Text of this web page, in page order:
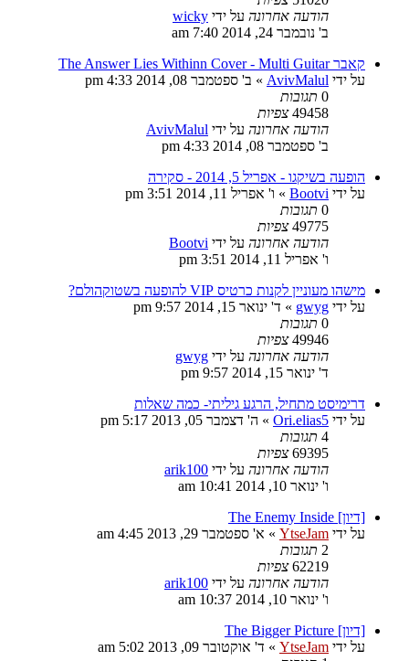
הודעה אחרונה על ידי wicky
ב' נובמבר 24, 2014 7:40 am
קאבר The Answer Lies Withinn Cover - Multi Guitar
על ידי AvivMalul
» ב' ספטמבר 08, 2014 4:33 pm
0 תגובות
49458 צפיות
הודעה אחרונה על ידי AvivMalul
ב' ספטמבר 08, 2014 4:33 pm
הופעה בשיקגו - אפריל 5, 2014 - סקירה
על ידי Bootvi
» ו' אפריל 11, 2014 3:51 pm
0 תגובות
49775 צפיות
הודעה אחרונה על ידי Bootvi
ו' אפריל 11, 2014 3:51 pm
מישהו מעוניין לקנות כרטיס VIP להופעה בשטוקהולם?
על ידי gwyg
» ד' ינואר 15, 2014 9:57 pm
0 תגובות
49946 צפיות
הודעה אחרונה על ידי gwyg
ד' ינואר 15, 2014 9:57 pm
דרימיסט מתחיל, הרגע גיליתי- כמה שאלות
על ידי Ori.elias5
» ה' דצמבר 05, 2013 5:17 pm
4 תגובות
69395 צפיות
הודעה אחרונה על ידי arik100
ו' ינואר 10, 2014 10:41 am
[דיון] The Enemy Inside
על ידי YtseJam
» א' ספטמבר 29, 2013 4:45 am
2 תגובות
62219 צפיות
הודעה אחרונה על ידי arik100
ו' ינואר 10, 2014 10:37 am
[דיון] The Bigger Picture
על ידי YtseJam
» ד' אוקטובר 09, 2013 5:02 am